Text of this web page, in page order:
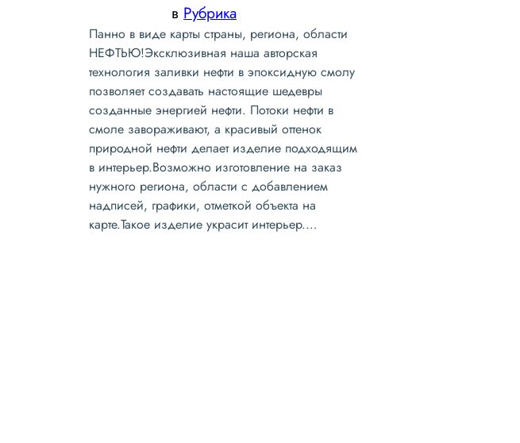
в Рубрика
Панно в виде карты страны, региона, области
НЕФТЬЮ!Эксклюзивная наша авторская
технология заливки нефти в эпоксидную смолу
позволяет создавать настоящие шедевры
созданные энергией нефти. Потоки нефти в
смоле завораживают, а красивый оттенок
природной нефти делает изделие подходящим
в интерьер.Возможно изготовление на заказ
нужного региона, области с добавлением
надписей, графики, отметкой объекта на
карте.Такое изделие украсит интерьер.…